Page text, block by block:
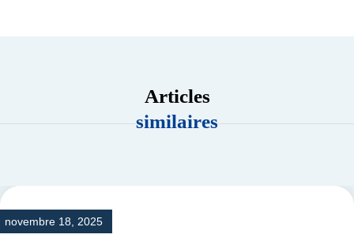
Articles
similaires
novembre 18, 2025